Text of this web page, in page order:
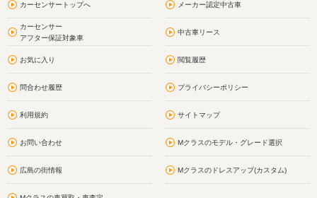
カーセンサートップへ メーカー認定中古車
カーセンサー
アフター保証対象車
中古車リース
お気に入り 閲覧履歴
問合わせ履歴 プライバシーポリシー
利用規約 サイトマップ
お問い合わせ Mクラスのモデル・グレード選択
広島の街情報 Mクラスのドレスアップ(カスタム)